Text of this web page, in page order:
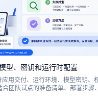
型、密钥和运行时配置
用交付、运行环境、模型密钥、
团队试点的准备清单、部署步骤